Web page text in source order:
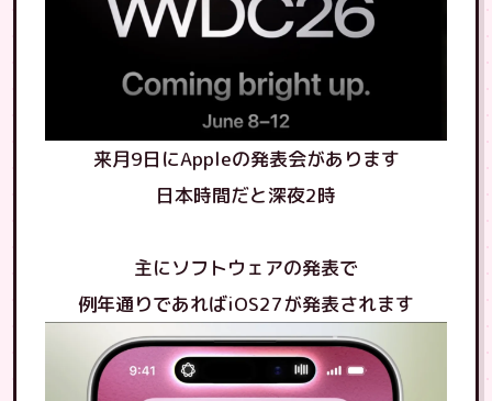
来月9日にAppleの発表会があります
日本時間だと深夜2時
主にソフトウェアの発表で
例年通りであればiOS27が発表されます